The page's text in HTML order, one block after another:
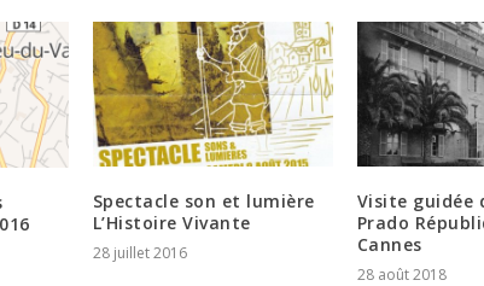
Spectacle son et lumière
L’Histoire Vivante
28 juillet 2016
Visite guidée
Prado
Cannes
28 août 2018